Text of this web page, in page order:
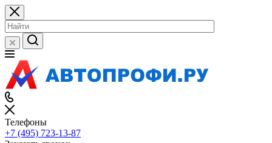
Телефоны
+7 (495) 723-13-87